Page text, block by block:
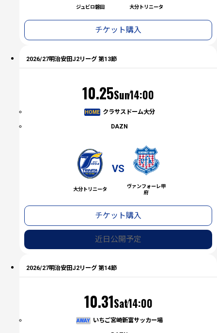
ジュビロ磐田 大分トリニータ
チケット購入
2026/27明治安田J2リーグ 第13節
10.25
（日）
Sun14:00
HOME クラサスドーム大分
DAZN
大分トリニータ
ヴァンフォーレ甲
府
VS
チケット購入
近日公開予定
2026/27明治安田J2リーグ 第14節
10.31
（土）
Sat14:00
AWAY いちご宮崎新富サッカー場